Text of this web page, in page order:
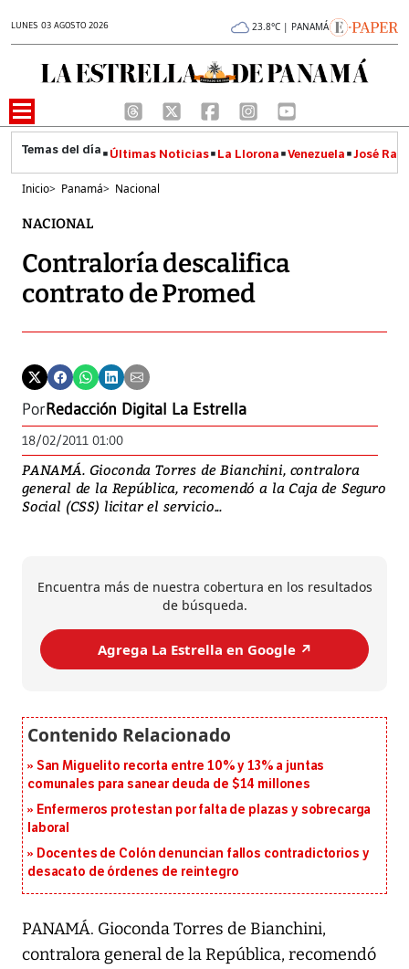
LUNES 03 AGOSTO 2026 23.8°C | PANAMÁ
Últimas Noticias La Llorona Venezuela José
Inicio> Panamá> Nacional
NACIONAL
Contraloría descalifica
contrato de Promed
PorRedacción Digital La Estrella
18/02/2011 01:00
PANAMÁ. Gioconda Torres de Bianchini, contralora
general de la República, recomendó a la Caja de Seguro
Social (CSS) licitar el servicio...
Encuentra más de nuestra cobertura en los resultados
de búsqueda.
Agrega La Estrella en Google ↗️
San Miguelito recorta entre 10% y 13% a juntas
comunales para sanear deuda de $14 millones
Enfermeros protestan por falta de plazas y sobrecarga
laboral
Docentes de Colón denuncian fallos contradictorios y
desacato de órdenes de reintegro
PANAMÁ. Gioconda Torres de Bianchini,
contralora general de la República, recomendó